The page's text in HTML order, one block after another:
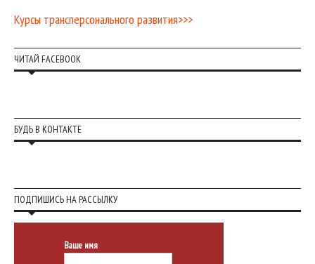
Курсы трансперсонального развития>>>
ЧИТАЙ FACEBOOK
БУДЬ В КОНТАКТЕ
ПОДПИШИСЬ НА РАССЫЛКУ
Ваше имя